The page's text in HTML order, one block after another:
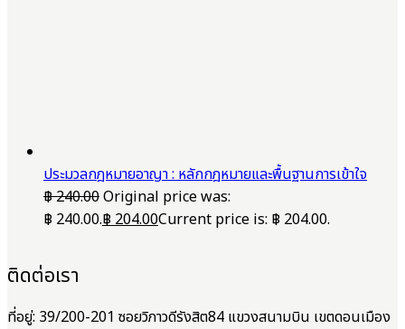
ประมวลกฎหมายอาญา : หลักกฎหมายและพื้นฐานการเข้าใจ
฿240.00Original price was:
฿ 240.00.฿204.00Current price is: ฿ 204.00.
ติดต่อเรา
ที่อยู่: 39/200-201 ซอยวิภาวดีรังสิต84 แขวงสนามบิน เขตดอนเมือง